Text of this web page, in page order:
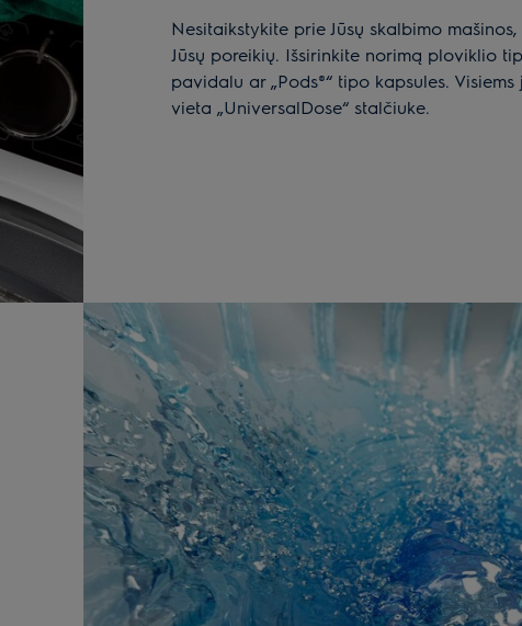
Nesitaikstykite prie Jūsų skalbimo
Jūsų poreikių. Išsirinkite norimą ploviklio
pavidalu ar „Pods®“ tipo kapsules.
vieta „UniversalDose“ stalčiuke.